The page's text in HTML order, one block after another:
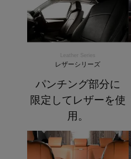
Leather Series
レザーシリーズ
パンチング部分に
限定してレザーを使
用。